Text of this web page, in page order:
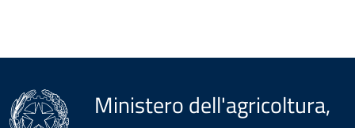
Ministero dell'agricoltura,